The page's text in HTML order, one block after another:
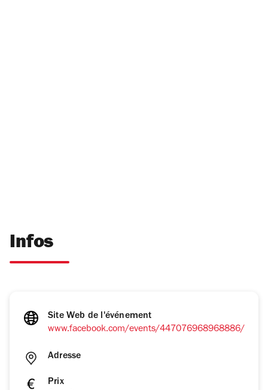
Infos
Site Web de l'événement
www.facebook.com/events/447076968968886/
Adresse
Prix